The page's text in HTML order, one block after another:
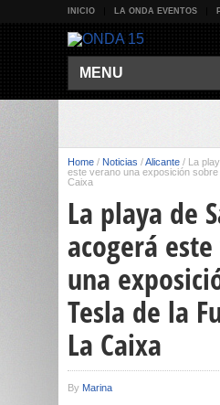
INICIO LA ONDA EVENTOS
MENU
Home / Noticias /Alicante / La
este verano una exposición
Caixa
La playa de
acogerá
una
Tesla de la
La Caixa
By Marina